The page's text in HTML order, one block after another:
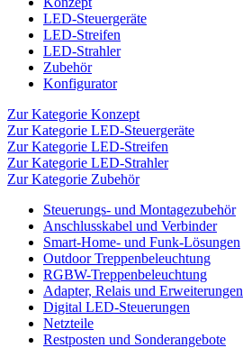
LED-Steuergeräte
LED-Streifen
LED-Strahler
Zubehör
Konfigurator
Zur Kategorie Konzept
Zur Kategorie LED-Steuergeräte
Zur Kategorie LED-Streifen
Zur Kategorie LED-Strahler
Zur Kategorie Zubehör
Steuerungs- und Montagezubehör
Anschlusskabel und Verbinder
Smart-Home- und Funk-Lösungen
Outdoor Treppenbeleuchtung
RGBW-Treppenbeleuchtung
Adapter, Relais und Erweiterungen
Digital LED-Steuerungen
Netzteile
Restposten und Sonderangebote